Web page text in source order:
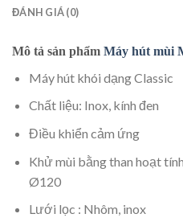
ĐÁNH GIÁ (0)
Mô tả sản phẩm Máy hút mùi
Máy hút khói dạng Classic
Chất liệu: Inox, kính đen
Điều khiển cảm ứng
Khử mùi bằng than hoạt
Ø120
Lưới lọc : Nhôm, inox